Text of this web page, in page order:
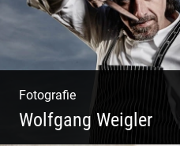
Fotografie
Wolfgang Weigler